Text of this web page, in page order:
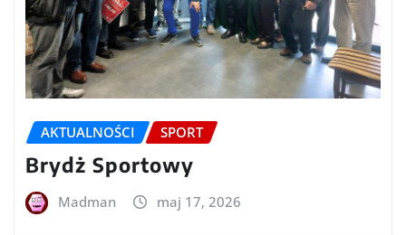
AKTUALNOŚCI SPORT
Brydż Sportowy
Madman maj 17, 2026